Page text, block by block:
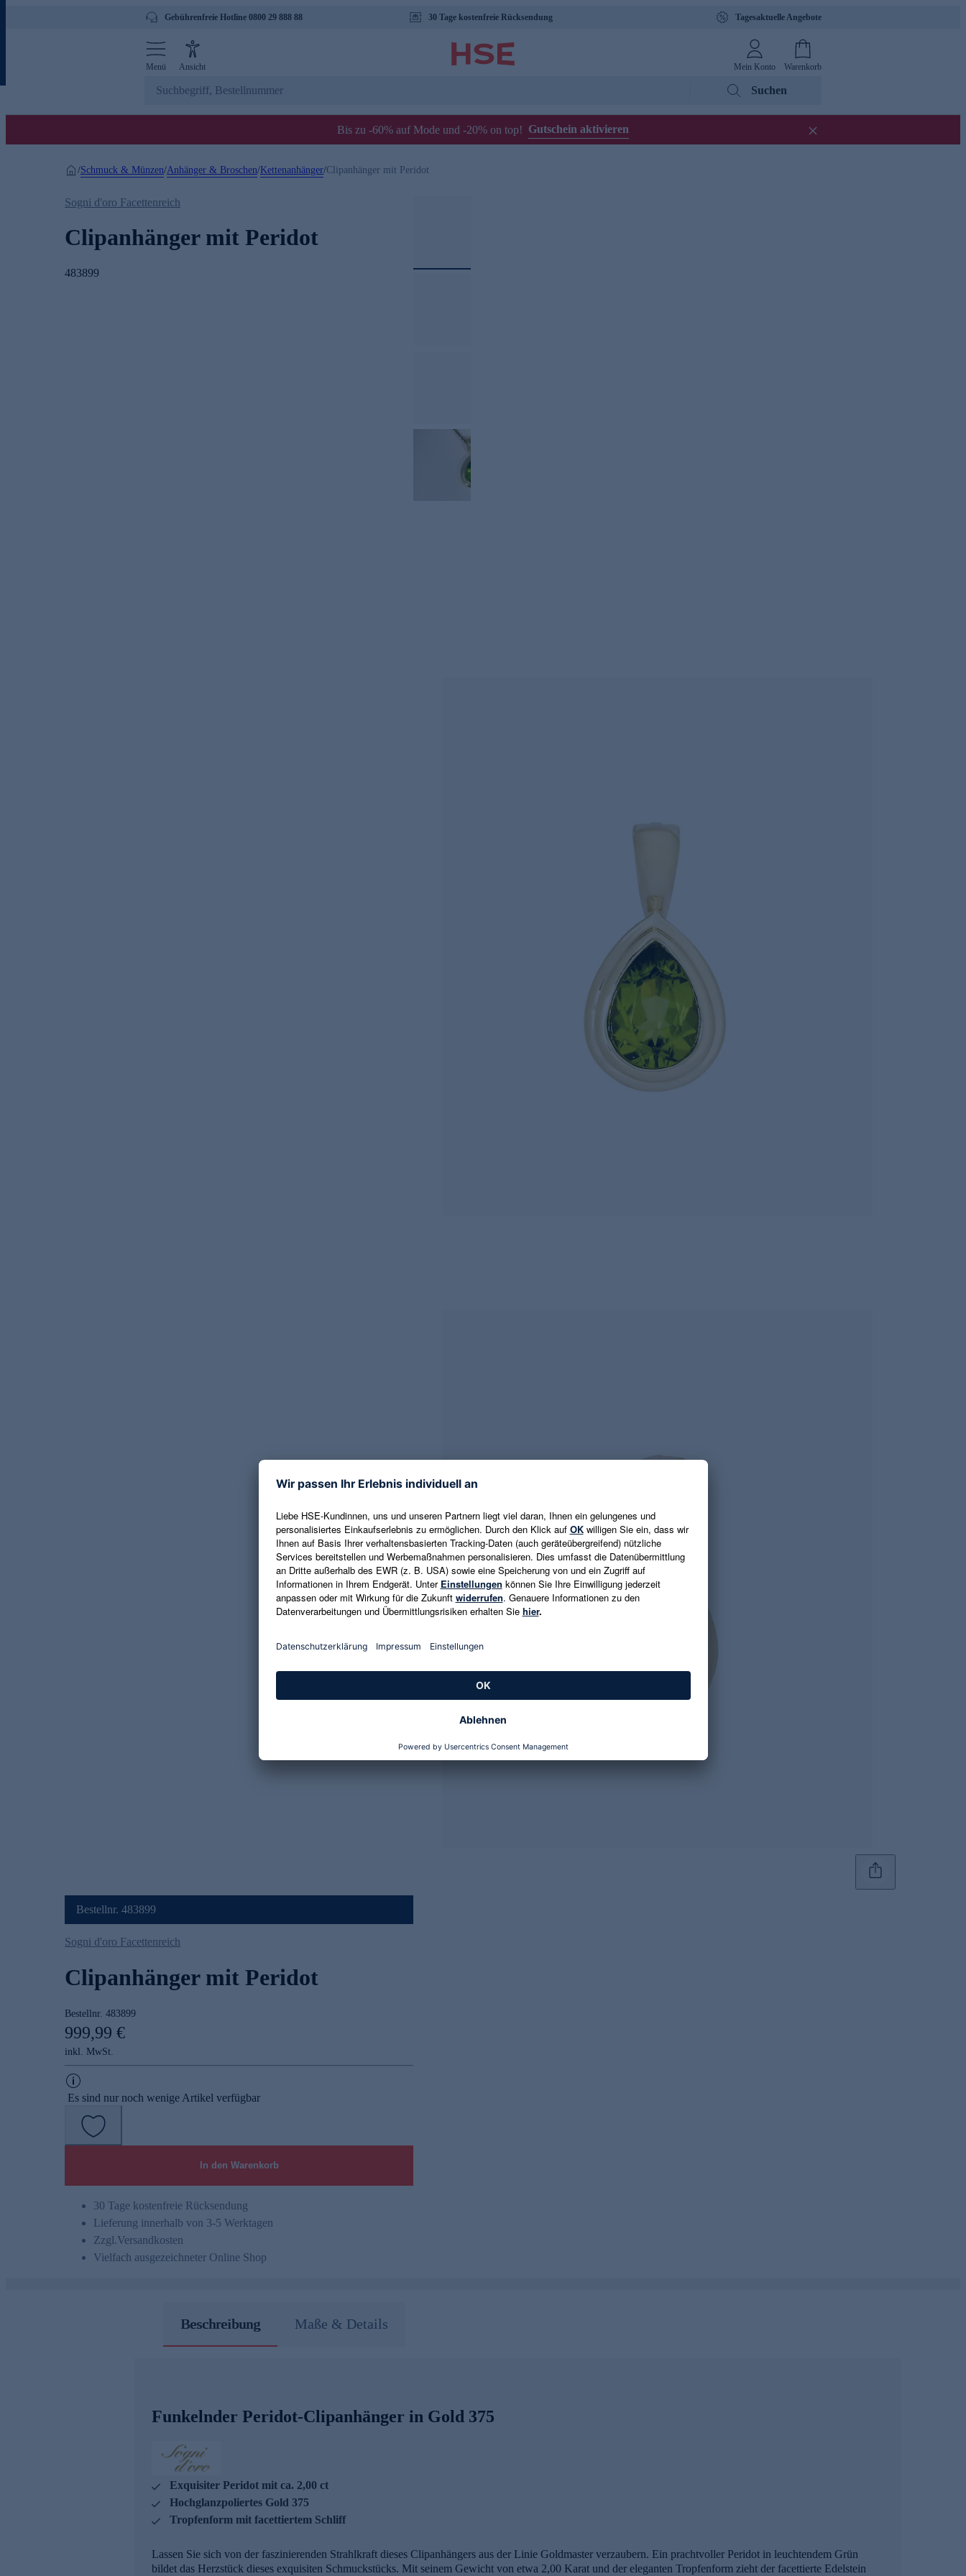
Gebührenfreie Hotline 0800 29 888 88 30 Tage kostenfreie Rücksendung Tagesaktuelle Angebote
Menü Ansicht Mein Konto Warenkorb
Suchen
Bis zu -60% auf Mode und -20% on top! Gutschein aktivieren
/Schmuck & Münzen/Anhänger & Broschen/Kettenanhänger/Clipanhänger mit Peridot
Sogni d'oro Facettenreich
Clipanhänger mit Peridot
483899
Bestellnr. 483899
Sogni d'oro Facettenreich
Clipanhänger mit Peridot
Bestellnr. 483899
999,99 €
inkl. MwSt.
Es sind nur noch wenige Artikel verfügbar
In den Warenkorb
30 Tage kostenfreie Rücksendung
Lieferung innerhalb von 3-5 Werktagen
Zzgl.Versandkosten
Vielfach ausgezeichneter Online Shop
Beschreibung Maße & Details
Funkelnder Peridot-Clipanhänger in Gold 375
Exquisiter Peridot mit ca. 2,00 ct
Hochglanzpoliertes Gold 375
Tropfenform mit facettiertem Schliff
Lassen Sie sich von der faszinierenden Strahlkraft dieses Clipanhängers aus der Linie Goldmaster verzaubern. Ein prachtvoller Peridot in leuchtendem Grün
bildet das Herzstück dieses exquisiten Schmuckstücks. Mit seinem Gewicht von etwa 2,00 Karat und der eleganten Tropfenform zieht der facettierte Edelstein